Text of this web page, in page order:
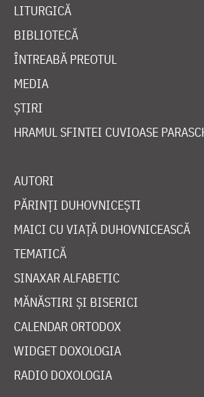
LITURGICĂ
BIBLIOTECĂ
ÎNTREABĂ PREOTUL
MEDIA
ȘTIRI
HRAMUL SFINTEI CUVIOASE
AUTORI
PĂRINȚI DUHOVNICEȘTI
MAICI CU VIAȚĂ DUHOVNICEASCĂ
TEMATICĂ
SINAXAR ALFABETIC
MĂNĂSTIRI ȘI BISERICI
CALENDAR ORTODOX
WIDGET DOXOLOGIA
RADIO DOXOLOGIA